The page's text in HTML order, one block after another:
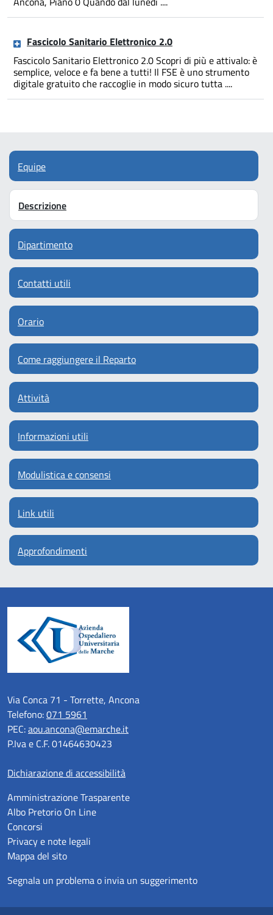
Fascicolo Sanitario Elettronico 2.0
Fascicolo Sanitario Elettronico 2.0 Scopri di più e attivalo: è
semplice, veloce e fa bene a tutti! Il FSE è uno strumento
digitale gratuito che raccoglie in modo sicuro tutta ....
Equipe
Descrizione
Dipartimento
Contatti utili
Orario
Come raggiungere il Reparto
Attività
Informazioni utili
Modulistica e consensi
Link utili
Approfondimenti
Via Conca 71 - Torrette, Ancona
Telefono:071 5961
PEC:aou.ancona@emarche.it
P.Iva e C.F. 01464630423
Dichiarazione di accessibilità
Amministrazione Trasparente
Albo Pretorio On Line
Concorsi
Privacy e note legali
Mappa del sito
Segnala un problema o invia un suggerimento